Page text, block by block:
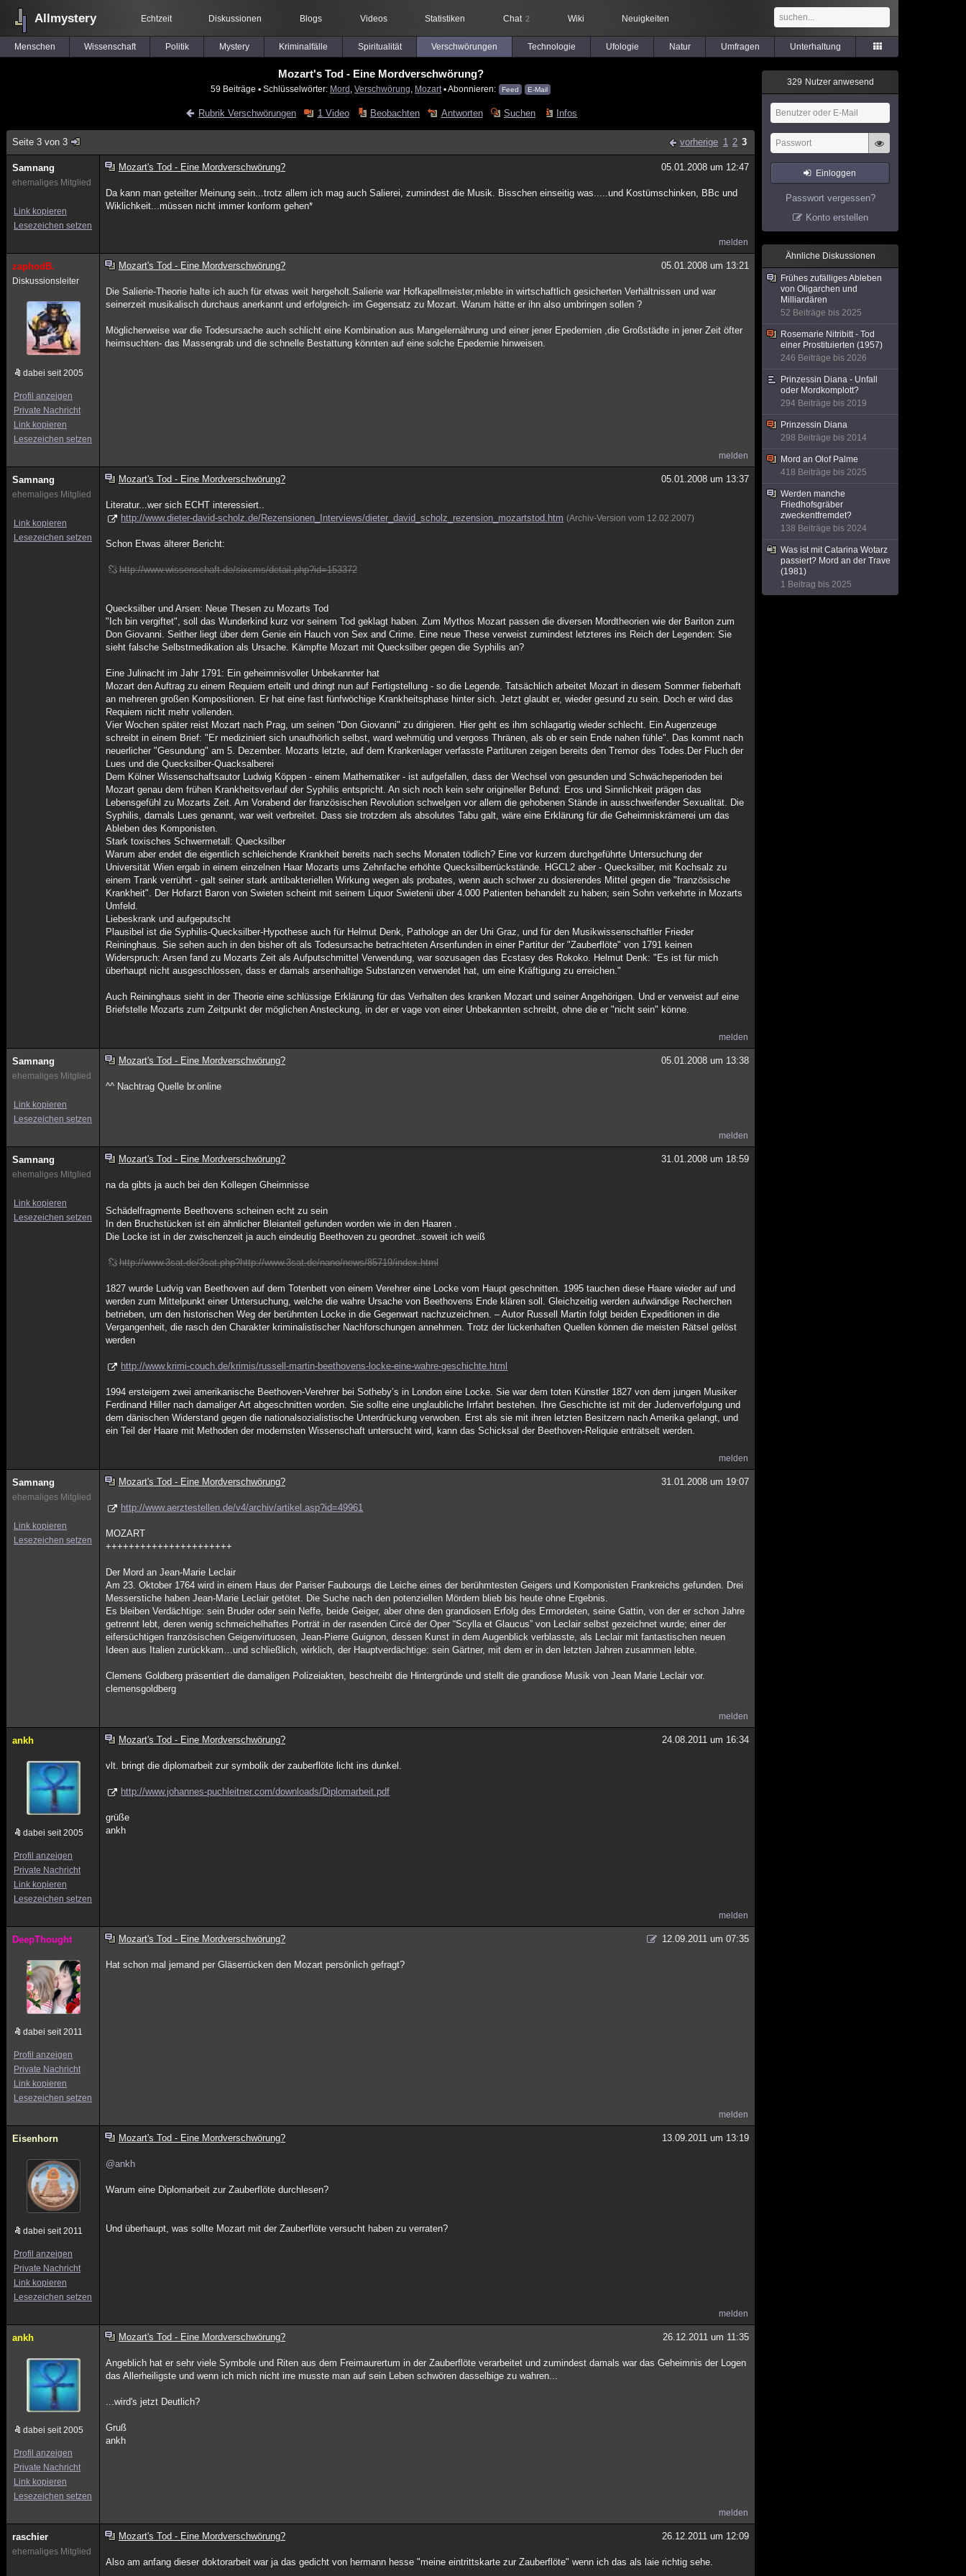
Allmystery Echtzeit Diskussionen Blogs Videos Statistiken Chat 2 Wiki Neuigkeiten
Menschen Wissenschaft Politik Mystery Kriminalfälle Spiritualität Verschwörungen Technologie Ufologie Natur Umfragen Unterhaltung
Mozart's Tod - Eine Mordverschwörung?
59 Beiträge ▪ Schlüsselwörter: Mord Verschwörung Mozart ▪ Abonnieren: Feed E-Mail
Rubrik Verschwörungen 1 Video Beobachten Antworten Suchen Infos
Seite 3 von 3 vorherige 1 2 3
Samnang
ehemaliges Mitglied
Link kopieren
Lesezeichen setzen
Mozart's Tod - Eine Mordverschwörung? 05.01.2008 um 12:47
Da kann man geteilter Meinung sein...trotz allem ich mag auch Salierei, zumindest die Musik. Bisschen einseitig was.....und Kostümschinken, BBc und
Wiklichkeit...müssen nicht immer konform gehen*
melden
zaphodB.
Diskussionsleiter
dabei seit 2005
Profil anzeigen
Private Nachricht
Link kopieren
Lesezeichen setzen
Mozart's Tod - Eine Mordverschwörung? 05.01.2008 um 13:21
Die Salierie-Theorie halte ich auch für etwas weit hergeholt.Salierie war Hofkapellmeister,mlebte in wirtschaftlich gesicherten Verhältnissen und war
seinerzeit musikalisch durchaus anerkannt und erfolgreich- im Gegensatz zu Mozart. Warum hätte er ihn also umbringen sollen ?
Möglicherweise war die Todesursache auch schlicht eine Kombination aus Mangelernährung und einer jener Epedemien ,die Großstädte in jener Zeit öfter
heimsuchten- das Massengrab und die schnelle Bestattung könnten auf eine solche Epedemie hinweisen.
melden
Samnang
ehemaliges Mitglied
Link kopieren
Lesezeichen setzen
Mozart's Tod - Eine Mordverschwörung? 05.01.2008 um 13:37
Literatur...wer sich ECHT interessiert..
http://www.dieter-david-scholz.de/Rezensionen_Interviews/dieter_david_scholz_rezension_mozartstod.htm (Archiv-Version vom 12.02.2007)
Schon Etwas älterer Bericht:
http://www.wissenschaft.de/sixcms/detail.php?id=153372
Quecksilber und Arsen: Neue Thesen zu Mozarts Tod
"Ich bin vergiftet", soll das Wunderkind kurz vor seinem Tod geklagt haben. Zum Mythos Mozart passen die diversen Mordtheorien wie der Bariton zum
Don Giovanni. Seither liegt über dem Genie ein Hauch von Sex and Crime. Eine neue These verweist zumindest letzteres ins Reich der Legenden: Sie
sieht falsche Selbstmedikation als Ursache. Kämpfte Mozart mit Quecksilber gegen die Syphilis an?
Eine Julinacht im Jahr 1791: Ein geheimnisvoller Unbekannter hat
Mozart den Auftrag zu einem Requiem erteilt und dringt nun auf Fertigstellung - so die Legende. Tatsächlich arbeitet Mozart in diesem Sommer fieberhaft
an mehreren großen Kompositionen. Er hat eine fast fünfwöchige Krankheitsphase hinter sich. Jetzt glaubt er, wieder gesund zu sein. Doch er wird das
Requiem nicht mehr vollenden.
Vier Wochen später reist Mozart nach Prag, um seinen "Don Giovanni" zu dirigieren. Hier geht es ihm schlagartig wieder schlecht. Ein Augenzeuge
schreibt in einem Brief: "Er mediziniert sich unaufhörlich selbst, ward wehmütig und vergoss Thränen, als ob er sein Ende nahen fühle". Das kommt nach
neuerlicher "Gesundung" am 5. Dezember. Mozarts letzte, auf dem Krankenlager verfasste Partituren zeigen bereits den Tremor des Todes.Der Fluch der
Lues und die Quecksilber-Quacksalberei
Dem Kölner Wissenschaftsautor Ludwig Köppen - einem Mathematiker - ist aufgefallen, dass der Wechsel von gesunden und Schwächeperioden bei
Mozart genau dem frühen Krankheitsverlauf der Syphilis entspricht. An sich noch kein sehr origineller Befund: Eros und Sinnlichkeit prägen das
Lebensgefühl zu Mozarts Zeit. Am Vorabend der französischen Revolution schwelgen vor allem die gehobenen Stände in ausschweifender Sexualität. Die
Syphilis, damals Lues genannt, war weit verbreitet. Dass sie trotzdem als absolutes Tabu galt, wäre eine Erklärung für die Geheimniskrämerei um das
Ableben des Komponisten.
Stark toxisches Schwermetall: Quecksilber
Warum aber endet die eigentlich schleichende Krankheit bereits nach sechs Monaten tödlich? Eine vor kurzem durchgeführte Untersuchung der
Universität Wien ergab in einem einzelnen Haar Mozarts ums Zehnfache erhöhte Quecksilberrückstände. HGCL2 aber - Quecksilber, mit Kochsalz zu
einem Trank verrührt - galt seiner stark antibakteriellen Wirkung wegen als probates, wenn auch schwer zu dosierendes Mittel gegen die "französische
Krankheit". Der Hofarzt Baron von Swieten scheint mit seinem Liquor Swietenii über 4.000 Patienten behandelt zu haben; sein Sohn verkehrte in Mozarts
Umfeld.
Liebeskrank und aufgeputscht
Plausibel ist die Syphilis-Quecksilber-Hypothese auch für Helmut Denk, Pathologe an der Uni Graz, und für den Musikwissenschaftler Frieder
Reininghaus. Sie sehen auch in den bisher oft als Todesursache betrachteten Arsenfunden in einer Partitur der "Zauberflöte" von 1791 keinen
Widerspruch: Arsen fand zu Mozarts Zeit als Aufputschmittel Verwendung, war sozusagen das Ecstasy des Rokoko. Helmut Denk: "Es ist für mich
überhaupt nicht ausgeschlossen, dass er damals arsenhaltige Substanzen verwendet hat, um eine Kräftigung zu erreichen."
Auch Reininghaus sieht in der Theorie eine schlüssige Erklärung für das Verhalten des kranken Mozart und seiner Angehörigen. Und er verweist auf eine
Briefstelle Mozarts zum Zeitpunkt der möglichen Ansteckung, in der er vage von einer Unbekannten schreibt, ohne die er "nicht sein" könne.
melden
Samnang
ehemaliges Mitglied
Link kopieren
Lesezeichen setzen
Mozart's Tod - Eine Mordverschwörung? 05.01.2008 um 13:38
^^ Nachtrag Quelle br.online
melden
Samnang
ehemaliges Mitglied
Link kopieren
Lesezeichen setzen
Mozart's Tod - Eine Mordverschwörung? 31.01.2008 um 18:59
na da gibts ja auch bei den Kollegen Gheimnisse
Schädelfragmente Beethovens scheinen echt zu sein
In den Bruchstücken ist ein ähnlicher Bleianteil gefunden worden wie in den Haaren .
Die Locke ist in der zwischenzeit ja auch eindeutig Beethoven zu geordnet..soweit ich weiß
http://www.3sat.de/3sat.php?http://www.3sat.de/nano/news/85719/index.html
1827 wurde Ludvig van Beethoven auf dem Totenbett von einem Verehrer eine Locke vom Haupt geschnitten. 1995 tauchen diese Haare wieder auf und
werden zum Mittelpunkt einer Untersuchung, welche die wahre Ursache von Beethovens Ende klären soll. Gleichzeitig werden aufwändige Recherchen
betrieben, um den historischen Weg der berühmten Locke in die Gegenwart nachzuzeichnen. – Autor Russell Martin folgt beiden Expeditionen in die
Vergangenheit, die rasch den Charakter kriminalistischer Nachforschungen annehmen. Trotz der lückenhaften Quellen können die meisten Rätsel gelöst
werden
http://www.krimi-couch.de/krimis/russell-martin-beethovens-locke-eine-wahre-geschichte.html
1994 ersteigern zwei amerikanische Beethoven-Verehrer bei Sotheby’s in London eine Locke. Sie war dem toten Künstler 1827 von dem jungen Musiker
Ferdinand Hiller nach damaliger Art abgeschnitten worden. Sie sollte eine unglaubliche Irrfahrt bestehen. Ihre Geschichte ist mit der Judenverfolgung und
dem dänischen Widerstand gegen die nationalsozialistische Unterdrückung verwoben. Erst als sie mit ihren letzten Besitzern nach Amerika gelangt, und
ein Teil der Haare mit Methoden der modernsten Wissenschaft untersucht wird, kann das Schicksal der Beethoven-Reliquie enträtselt werden.
melden
Samnang
ehemaliges Mitglied
Link kopieren
Lesezeichen setzen
Mozart's Tod - Eine Mordverschwörung? 31.01.2008 um 19:07
http://www.aerztestellen.de/v4/archiv/artikel.asp?id=49961
MOZART
++++++++++++++++++++++
Der Mord an Jean-Marie Leclair
Am 23. Oktober 1764 wird in einem Haus der Pariser Faubourgs die Leiche eines der berühmtesten Geigers und Komponisten Frankreichs gefunden. Drei
Messerstiche haben Jean-Marie Leclair getötet. Die Suche nach den potenziellen Mördern blieb bis heute ohne Ergebnis.
Es bleiben Verdächtige: sein Bruder oder sein Neffe, beide Geiger, aber ohne den grandiosen Erfolg des Ermordeten, seine Gattin, von der er schon Jahre
getrennt lebt, deren wenig schmeichelhaftes Porträt in der rasenden Circé der Oper “Scylla et Glaucus” von Leclair selbst gezeichnet wurde; einer der
eifersüchtigen französischen Geigenvirtuosen, Jean-Pierre Guignon, dessen Kunst in dem Augenblick verblasste, als Leclair mit fantastischen neuen
Ideen aus Italien zurückkam…und schließlich, wirklich, der Hauptverdächtige: sein Gärtner, mit dem er in den letzten Jahren zusammen lebte.
Clemens Goldberg präsentiert die damaligen Polizeiakten, beschreibt die Hintergründe und stellt die grandiose Musik von Jean Marie Leclair vor.
clemensgoldberg
melden
ankh
dabei seit 2005
Profil anzeigen
Private Nachricht
Link kopieren
Lesezeichen setzen
Mozart's Tod - Eine Mordverschwörung? 24.08.2011 um 16:34
vlt. bringt die diplomarbeit zur symbolik der zauberflöte licht ins dunkel.
http://www.johannes-puchleitner.com/downloads/Diplomarbeit.pdf
grüße
ankh
melden
DeepThought
dabei seit 2011
Profil anzeigen
Private Nachricht
Link kopieren
Lesezeichen setzen
Mozart's Tod - Eine Mordverschwörung? 12.09.2011 um 07:35
Hat schon mal jemand per Gläserrücken den Mozart persönlich gefragt?
melden
Eisenhorn
dabei seit 2011
Profil anzeigen
Private Nachricht
Link kopieren
Lesezeichen setzen
Mozart's Tod - Eine Mordverschwörung? 13.09.2011 um 13:19
@ankh
Warum eine Diplomarbeit zur Zauberflöte durchlesen?
Und überhaupt, was sollte Mozart mit der Zauberflöte versucht haben zu verraten?
melden
ankh
dabei seit 2005
Profil anzeigen
Private Nachricht
Link kopieren
Lesezeichen setzen
Mozart's Tod - Eine Mordverschwörung? 26.12.2011 um 11:35
Angeblich hat er sehr viele Symbole und Riten aus dem Freimaurertum in der Zauberflöte verarbeitet und zumindest damals war das Geheimnis der Logen
das Allerheiligste und wenn ich mich nicht irre musste man auf sein Leben schwören dasselbige zu wahren...
...wird's jetzt Deutlich?
Gruß
ankh
melden
raschier
ehemaliges Mitglied
Mozart's Tod - Eine Mordverschwörung? 26.12.2011 um 12:09
Also am anfang dieser doktorarbeit war ja das gedicht von hermann hesse "meine eintrittskarte zur Zauberflöte" wenn ich das als laie richtig sehe.
329 Nutzer anwesend
Einloggen
Passwort vergessen?
Konto erstellen
Ähnliche Diskussionen
Frühes zufälliges Ableben
von Oligarchen und
Milliardären
52 Beiträge bis 2025
Rosemarie Nitribitt - Tod
einer Prostituierten (1957)
246 Beiträge bis 2026
Prinzessin Diana - Unfall
oder Mordkomplott?
294 Beiträge bis 2019
Prinzessin Diana
298 Beiträge bis 2014
Mord an Olof Palme
418 Beiträge bis 2025
Werden manche
Friedhofsgräber
zweckentfremdet?
138 Beiträge bis 2024
Was ist mit Catarina Wotarz
passiert? Mord an der Trave
(1981)
1 Beitrag bis 2025